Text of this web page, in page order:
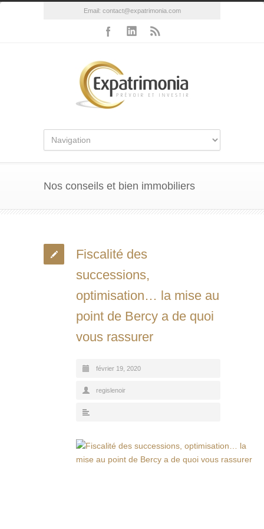
Email: contact@expatrimonia.com
Nos conseils et bien immobiliers
Fiscalité des
successions,
optimisation… la mise au
point de Bercy a de quoi
vous rassurer
février 19, 2020
regislenoir